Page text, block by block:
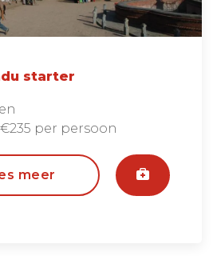
starter
per persoon
meer